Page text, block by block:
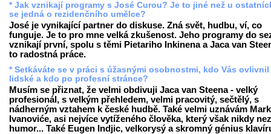
* Jak vznikají programy s José Curou? Je to jiné než u
se jedná o rezidenčního umělce?
José je vynikající partner do diskuse. Zná svět, hudbu, ví, co
funguje. Je to pro mne velká zkušenost. Jeho programy do
vznikají první, spolu s těmi Pietariho Inkinena a Jaca van
to radostná práce.
* Setkáváte se v práci s úžasnými osobnostmi, kdo Vás
lidské a kdo po profesní stránce?
Musím se přiznat, že velmi obdivuji Jaca van Steena - velký
profesionál, s velkým přehledem, velmi pracovitý, sečtělý, s
nádherným vztahem k české hudbě. Také velmi uznávám
Ivanoviće, asi nejvíce vytíženého člověka, který však nikdy
humor... Také Eugen Indjic, velkorysý a skromný génius